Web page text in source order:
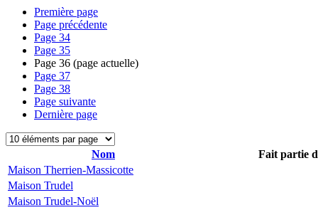
Première page
Page précédente
Page 34
Page 35
Page 36 (page actuelle)
Page 37
Page 38
Page suivante
Dernière page
Nom
Fait partie
Maison Therrien-Massicotte
Maison Trudel
Maison Trudel-Noël